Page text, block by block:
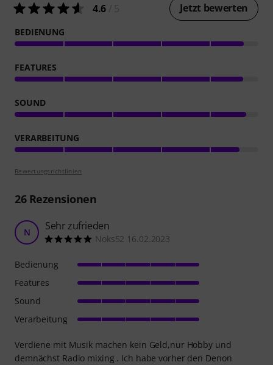
4.6 Jetzt bewerten
BEDIENUNG
FEATURES
SOUND
VERARBEITUNG
Bewertungsrichtlinien
26Rezensionen
N Sehr zufrieden
Noks52 16.02.2023
Verdiene mit Musik machen kein Geld,nur Hobby und
demnächst Radio mixing . Ich habe vorher den Denon
Bedienung
Features
Sound
Verarbeitung